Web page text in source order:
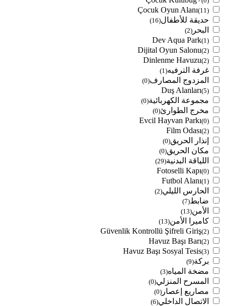
Çocuk Oyun Alanı(11)
حديقة للأطفال(16)
البحر (2)
Dev Aqua Park(1)
Dijital Oyun Salonu(2)
Dinlenme Havuzu(2)
غرفة الترفيه(1)
المزدوج المصارف(0)
Duş Alanları(5)
مجموعة الكهربائية(0)
مخرج الطوارئ(0)
Evcil Hayvan Parkı(0)
Film Odası(2)
إنذار الحريق(0)
مكان الحريق(0)
اللياقة البدنية(29)
Fotoselli Kapı(0)
Futbol Alanı(1)
الحارس الليلي(2)
ضابط(7)
الأمن(13)
كاميرا الأمن(13)
Güvenlik Kontrollü Şifreli Giriş(2)
Havuz Başı Barı(2)
Havuz Başı Sosyal Tesis(3)
بركة(9)
مضخة المياه(3)
المسرح المنزلي(0)
مصاريع إعصار (0)
الاتصال الداخلي(6)